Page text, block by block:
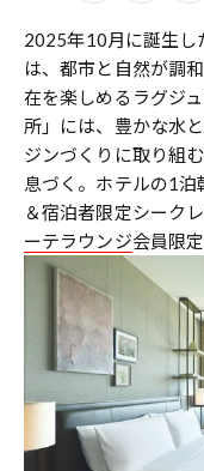
2025年10月に誕生し
は、都市と自然が調
在を楽しめるラグジ
所」には、豊かな水
ジンづくりに取り組
息づく。ホテルの1泊
＆宿泊者限定シーク
ーテラウンジ会員限